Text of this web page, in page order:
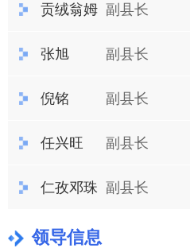
贡绒翁姆 副县长
张旭 副县长
倪铭 副县长
任兴旺 副县长
仁孜邓珠 副县长
领导信息